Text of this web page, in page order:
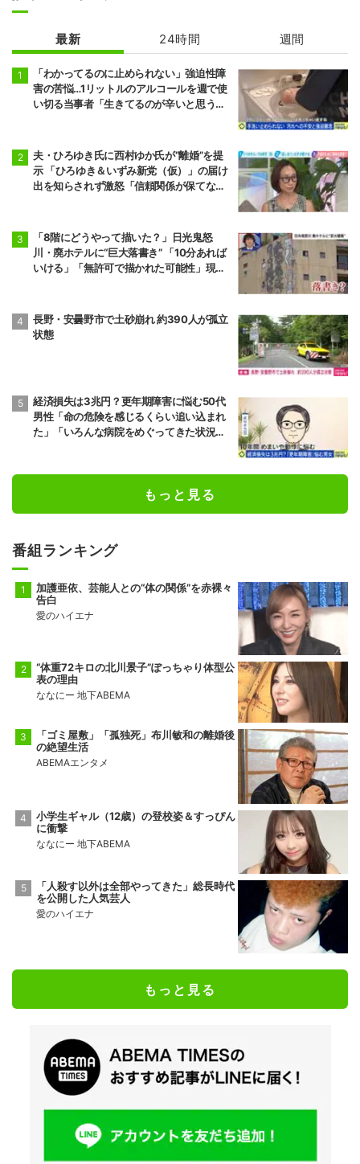
最新 24時間 週間
「わかってるのに止められない」強迫性障
害の苦悩…1リットルのアルコールを週で使
い切る当事者「生きてるのが辛いと思うこ
夫・ひろゆき氏に西村ゆか氏が“離婚”を提
示 「ひろゆき＆いずみ新党（仮）」の届け
出を知らされず激怒「信頼関係が保てない
「8階にどうやって描いた？」日光鬼怒
川・廃ホテルに“巨大落書き” 「10分あれば
いける」「無許可で描かれた可能性」現役
長野・安曇野市で土砂崩れ 約390人が孤立
状態
経済損失は3兆円？更年期障害に悩む50代
男性「命の危険を感じるくらい追い込まれ
た」「いろんな病院をめぐってきた状況が1
もっと見る
番組ランキング
加護亜依、芸能人との“体の関係”を赤裸々
告白
愛のハイエナ
“体重72キロの北川景子”ぽっちゃり体型公
表の理由
ななにー 地下ABEMA
「ゴミ屋敷」「孤独死」布川敏和の離婚後
の絶望生活
ABEMAエンタメ
小学生ギャル（12歳）の登校姿＆すっぴん
に衝撃
ななにー 地下ABEMA
「人殺す以外は全部やってきた」総長時代
を公開した人気芸人
愛のハイエナ
もっと見る